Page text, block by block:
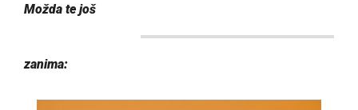
Možda te još
zanima: